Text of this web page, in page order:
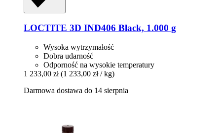
LOCTITE 3D IND406 Black, 1.000 g
Wysoka wytrzymałość
Dobra udarność
Odporność na wysokie temperatury
1 233,00 zł (1 233,00 zł / kg)
Darmowa dostawa do 14 sierpnia